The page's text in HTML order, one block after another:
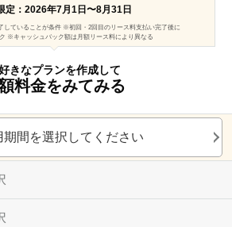
定：2026年7月1日〜8月31日
していることが条件 ※初回・2回目のリース料支払い完了後に
※キャッシュバック額は月額リース料により異なる
きなプランを作成して
料金をみてみる
期間を選択してください